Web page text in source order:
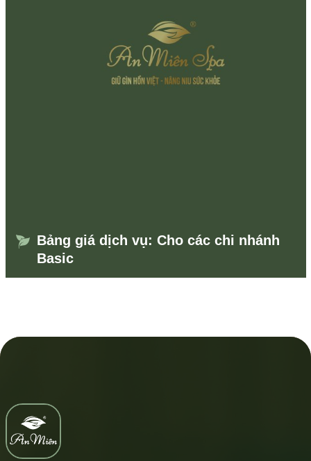
Bảng giá dịch vụ: Cho các chi nhánh
Basic